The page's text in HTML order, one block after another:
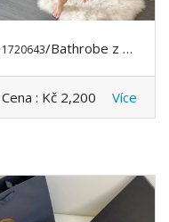
1720643/Bathrobe z VERSACE
Cena : Kč 2,200 Více